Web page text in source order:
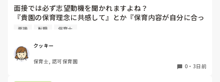
面接では必ず志望動機を聞かれますよね？
『貴園の保育理念に共感して』とか『保育内容が自分に合っ
てると思いました』等々が多いかと思いますが、実際はどう
私自身、園の雰囲気とか園の規模、保育内容は勘案しますが
正直なところ、家から通いやすいか、給与はどうか…という
ところに重きを置いています
面接 転職 保育士
クッキー
保育士, 認可保育園
0 ・ 3日前